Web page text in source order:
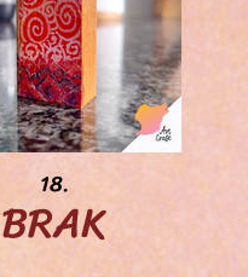
18.
BRAK